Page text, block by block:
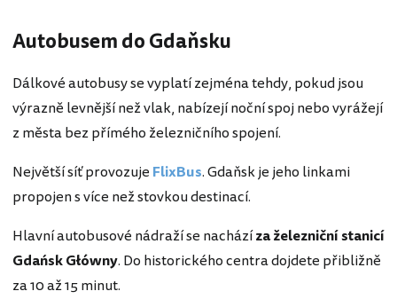
Autobusem do Gdaňsku
Dálkové autobusy se vyplatí zejména tehdy, pokud jsou
výrazně levnější než vlak, nabízejí noční spoj nebo vyrážejí
z města bez přímého železničního spojení.
Největší síť provozuje FlixBus. Gdaňsk je jeho linkami
propojen s více než stovkou destinací.
Hlavní autobusové nádraží se nacházíza železniční stanicí
Gdańsk Główny. Do historického centra dojdete přibližně
za 10 až 15 minut.